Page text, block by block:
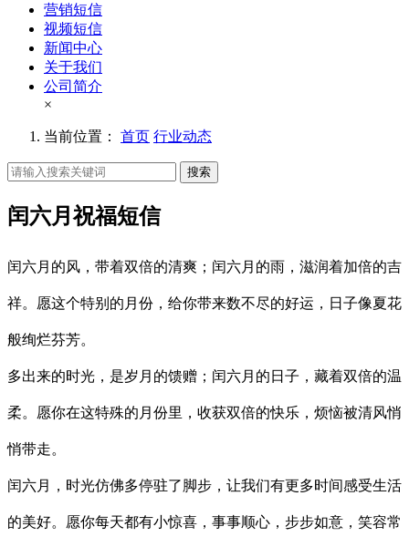
营销短信
视频短信
新闻中心
关于我们
公司简介
×
当前位置： 首页 行业动态
搜索
闰六月祝福短信
闰六月的风，带着双倍的清爽；闰六月的雨，滋润着加倍的吉
祥。愿这个特别的月份，给你带来数不尽的好运，日子像夏花
般绚烂芬芳。
多出来的时光，是岁月的馈赠；闰六月的日子，藏着双倍的温
柔。愿你在这特殊的月份里，收获双倍的快乐，烦恼被清风悄
悄带走。
闰六月，时光仿佛多停驻了脚步，让我们有更多时间感受生活
的美好。愿你每天都有小惊喜，事事顺心，步步如意，笑容常